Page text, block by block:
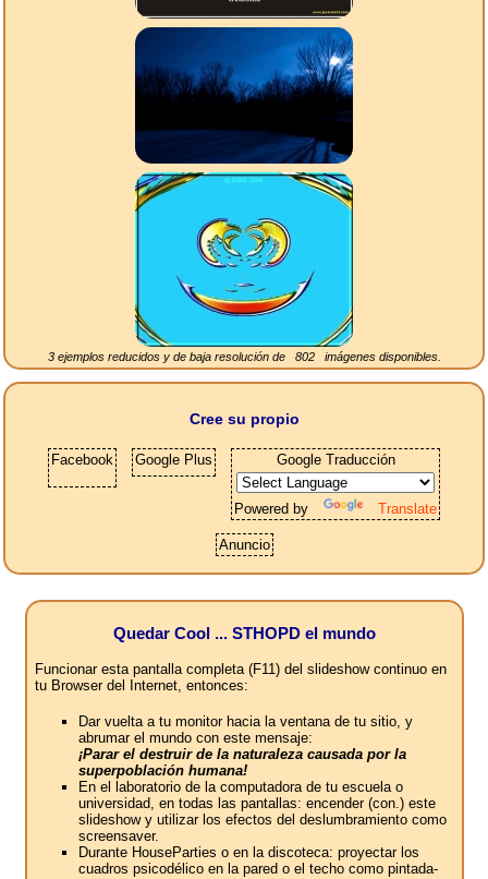
3 ejemplos reducidos y de baja resolución de 802imágenes disponibles.
Cree su propio
Facebook Google Plus Google Traducción
Powered by Translate
Anuncio
Quedar Cool ... STHOPD el mundo
Funcionar esta pantalla completa (F11) del slideshow continuo en
tu Browser del Internet, entonces:
Dar vuelta a tu monitor hacia la ventana de tu sitio, y
abrumar el mundo con este mensaje:
¡Parar el destruir de la naturaleza causada por la
superpoblación humana!
En el laboratorio de la computadora de tu escuela o
universidad, en todas las pantallas: encender (con.) este
slideshow y utilizar los efectos del deslumbramiento como
screensaver.
Durante HouseParties o en la discoteca: proyectar los
cuadros psicodélico en la pared o el techo como pintada-